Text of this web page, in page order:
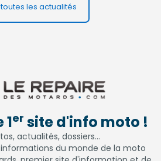
les actualités
er site d'info moto !
actualités, dossiers...
du monde de la moto